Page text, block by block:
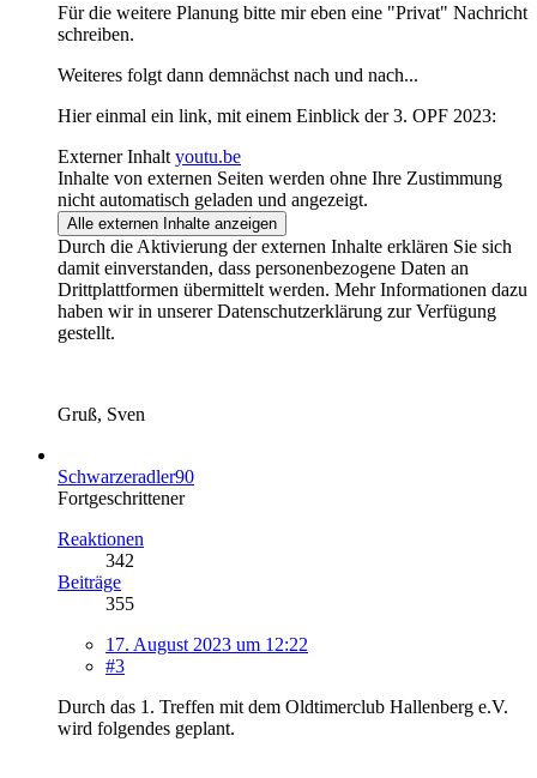
Für die weitere Planung bitte mir eben eine "Privat" Nachricht
schreiben.
Weiteres folgt dann demnächst nach und nach...
Hier einmal ein link, mit einem Einblick der 3. OPF 2023:
Externer Inhalt youtu.be
Inhalte von externen Seiten werden ohne Ihre Zustimmung
nicht automatisch geladen und angezeigt.
Alle externen Inhalte anzeigen
Durch die Aktivierung der externen Inhalte erklären Sie sich
damit einverstanden, dass personenbezogene Daten an
Drittplattformen übermittelt werden. Mehr Informationen dazu
haben wir in unserer Datenschutzerklärung zur Verfügung
gestellt.
Gruß, Sven
Schwarzeradler90
Fortgeschrittener
Reaktionen
342
Beiträge
355
17. August 2023 um 12:22
#3
Durch das 1. Treffen mit dem Oldtimerclub Hallenberg e.V.
wird folgendes geplant.